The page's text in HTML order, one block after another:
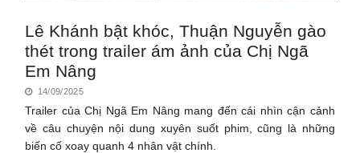
Lê Khánh bật khóc, Thuận Nguyễn gào
thét trong trailer ám ảnh của Chị Ngã
Em Nâng
14/09/2025
Trailer của Chị Ngã Em Nâng mang đến cái nhìn cận cảnh
về câu chuyện nội dung xuyên suốt phim, cũng là những
biến cố xoay quanh 4 nhân vật chính.